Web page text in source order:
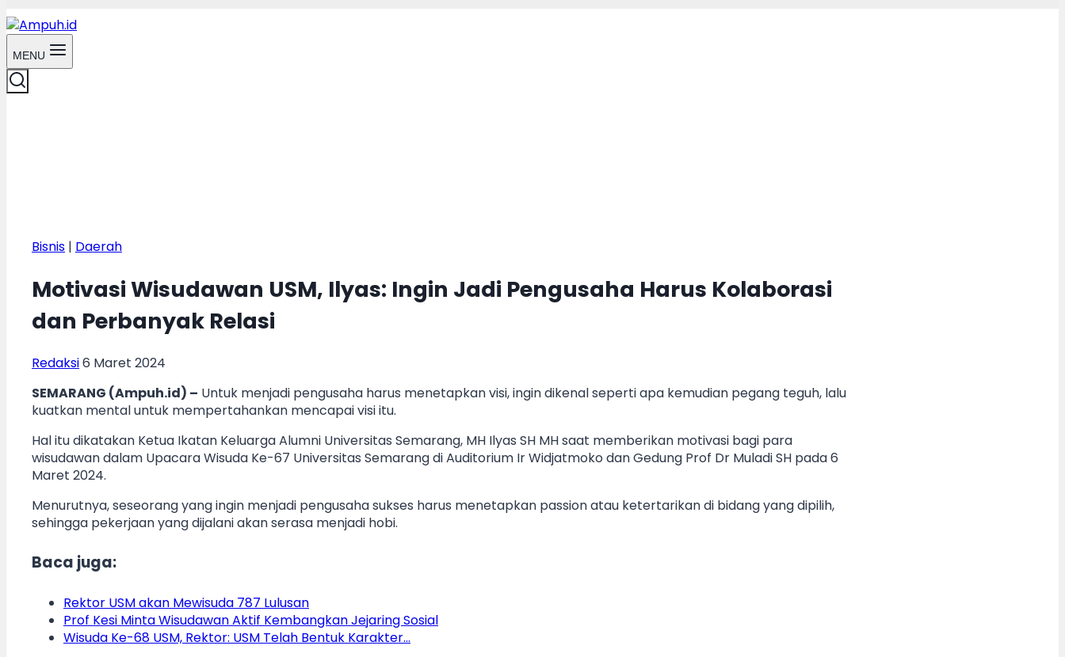
MENU
Bisnis | Daerah
Motivasi Wisudawan USM, Ilyas: Ingin Jadi Pengusaha Harus Kolaborasi
dan Perbanyak Relasi
Redaksi6 Maret 2024
SEMARANG (Ampuh.id) – Untuk menjadi pengusaha harus menetapkan visi, ingin dikenal seperti apa kemudian pegang teguh, lalu
kuatkan mental untuk mempertahankan mencapai visi itu.
Hal itu dikatakan Ketua Ikatan Keluarga Alumni Universitas Semarang, MH Ilyas SH MH saat memberikan motivasi bagi para
wisudawan dalam Upacara Wisuda Ke-67 Universitas Semarang di Auditorium Ir Widjatmoko dan Gedung Prof Dr Muladi SH pada 6
Maret 2024.
Menurutnya, seseorang yang ingin menjadi pengusaha sukses harus menetapkan passion atau ketertarikan di bidang yang dipilih,
sehingga pekerjaan yang dijalani akan serasa menjadi hobi.
Baca juga:
Rektor USM akan Mewisuda 787 Lulusan
Prof Kesi Minta Wisudawan Aktif Kembangkan Jejaring Sosial
Wisuda Ke-68 USM, Rektor: USM Telah Bentuk Karakter…